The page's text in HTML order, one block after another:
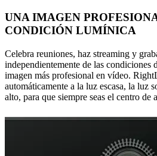
UNA IMAGEN
CONDICIÓN LUMÍNICA
Celebra reuniones, haz streaming y
independientemente de las condiciones
imagen más profesional en vídeo.
automáticamente a la luz escasa, la luz
alto, para que siempre seas el centro de